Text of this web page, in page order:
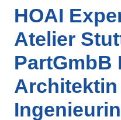
HOAI
Atelier
PartGmbB
Architektin